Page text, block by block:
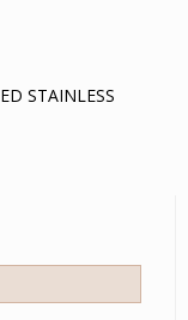
STAINLESS